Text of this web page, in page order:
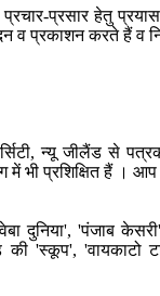
प्रचार-प्रसार हेतु
व प्रकाशन करते हैं व
न्यू जीलैंड से
में भी प्रशिक्षित हैं ।
'पंजाब केसरी',
की 'स्कूप', 'वायकाटो